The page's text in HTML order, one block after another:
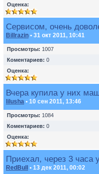
Оценка:
Сервисом, очень
Billrazin • 31 окт 2011, 10:41
Просмотры: 1007
Коментариев: 0
Оценка:
Вчера купила у них
lilusha • 10 сен 2011, 13:46
Просмотры: 1084
Коментариев: 0
Оценка:
Приехал, через 3 часа
RedBull • 13 дек 2011, 00:02